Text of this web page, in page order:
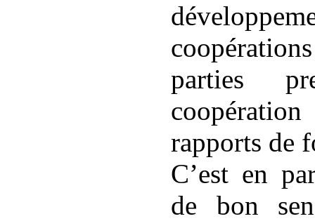
parties
rapports de
C’est en
de bon